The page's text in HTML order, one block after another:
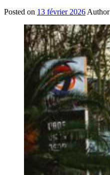
Posted on 13 février 2026 Author